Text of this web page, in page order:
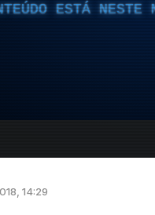
ESTÁ NESTE
14:29